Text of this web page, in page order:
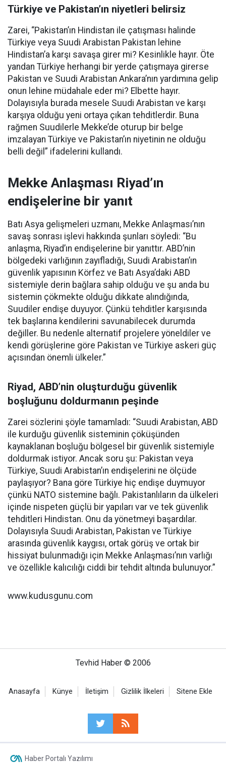
Türkiye ve Pakistan’ın niyetleri belirsiz
Zarei, “Pakistan’ın Hindistan ile çatışması halinde
Türkiye veya Suudi Arabistan Pakistan lehine
Hindistan’a karşı savaşa girer mi? Kesinlikle hayır. Öte
yandan Türkiye herhangi bir yerde çatışmaya girerse
Pakistan ve Suudi Arabistan Ankara’nın yardımına gelip
onun lehine müdahale eder mi? Elbette hayır.
Dolayısıyla burada mesele Suudi Arabistan ve karşı
karşıya olduğu yeni ortaya çıkan tehditlerdir. Buna
rağmen Suudilerle Mekke’de oturup bir belge
imzalayan Türkiye ve Pakistan’ın niyetinin ne olduğu
belli değil” ifadelerini kullandı.
Mekke Anlaşması Riyad’ın
endişelerine bir yanıt
Batı Asya gelişmeleri uzmanı, Mekke Anlaşması’nın
savaş sonrası işlevi hakkında şunları söyledi: “Bu
anlaşma, Riyad’ın endişelerine bir yanıttır. ABD’nin
bölgedeki varlığının zayıfladığı, Suudi Arabistan’ın
güvenlik yapısının Körfez ve Batı Asya’daki ABD
sistemiyle derin bağlara sahip olduğu ve şu anda bu
sistemin çökmekte olduğu dikkate alındığında,
Suudiler endişe duyuyor. Çünkü tehditler karşısında
tek başlarına kendilerini savunabilecek durumda
değiller. Bu nedenle alternatif projelere yöneldiler ve
kendi görüşlerine göre Pakistan ve Türkiye askeri güç
açısından önemli ülkeler.”
Riyad, ABD’nin oluşturduğu güvenlik
boşluğunu doldurmanın peşinde
Zarei sözlerini şöyle tamamladı: “Suudi Arabistan, ABD
ile kurduğu güvenlik sisteminin çöküşünden
kaynaklanan boşluğu bölgesel bir güvenlik sistemiyle
doldurmak istiyor. Ancak soru şu: Pakistan veya
Türkiye, Suudi Arabistan’ın endişelerini ne ölçüde
paylaşıyor? Bana göre Türkiye hiç endişe duymuyor
çünkü NATO sistemine bağlı. Pakistanlıların da ülkeleri
içinde nispeten güçlü bir yapıları var ve tek güvenlik
tehditleri Hindistan. Onu da yönetmeyi başardılar.
Dolayısıyla Suudi Arabistan, Pakistan ve Türkiye
arasında güvenlik kaygısı, ortak görüş ve ortak bir
hissiyat bulunmadığı için Mekke Anlaşması’nın varlığı
ve özellikle kalıcılığı ciddi bir tehdit altında bulunuyor.”
www.kudusgunu.com
Tevhid Haber © 2006
Anasayfa Künye İletişim Gizlilik İlkeleri Sitene Ekle
Haber Portalı Yazılımı